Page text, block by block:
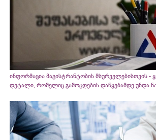
ინფორმაცია მაგისტრანტობის მსურველებისთვის -
დეტალი, რომელიც გამოცდების დაწყებამდე უნდა